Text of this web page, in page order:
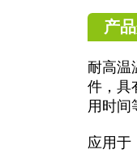
产
耐高温
件，具
用时间
应用于